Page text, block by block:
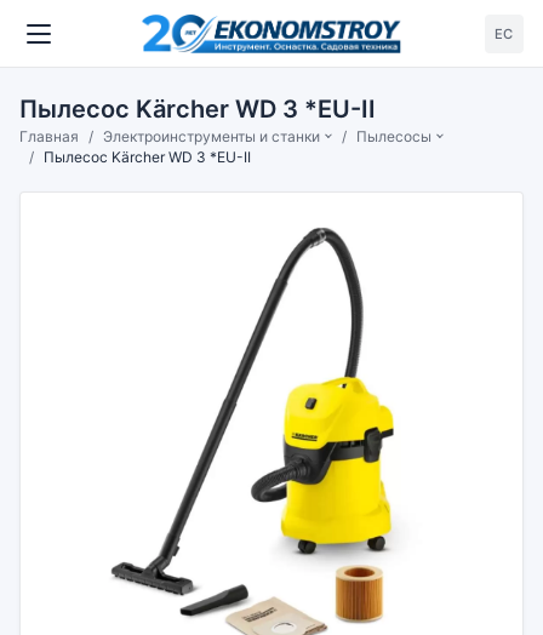
ЕС
Пылесос Kärcher WD 3 *EU-II
Главная Электроинструменты и станки
Пылесосы
Пылесос Kärcher WD 3 *EU-II